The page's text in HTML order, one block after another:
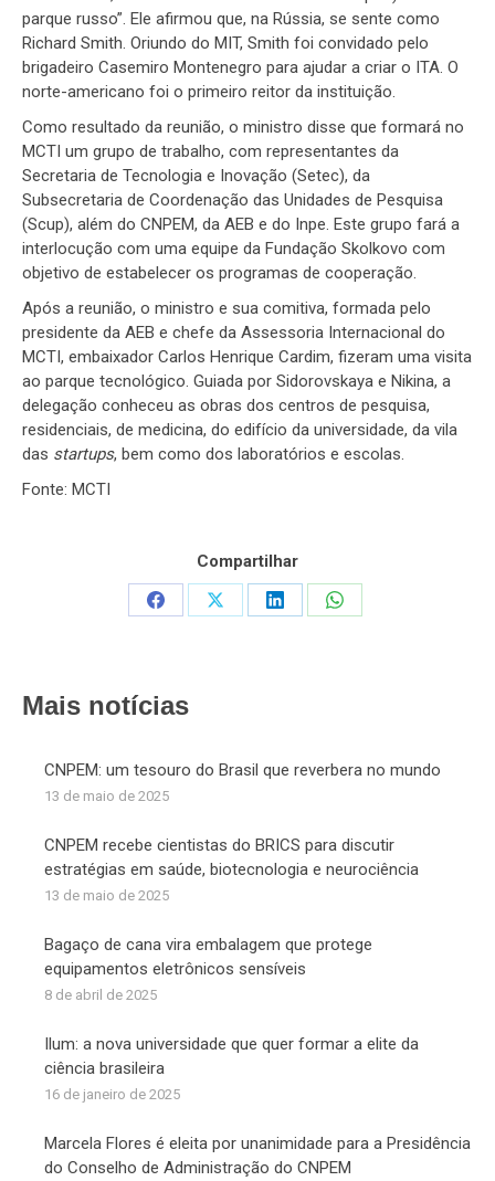
parque russo”. Ele afirmou que, na Rússia, se sente como
Richard Smith. Oriundo do MIT, Smith foi convidado pelo
brigadeiro Casemiro Montenegro para ajudar a criar o ITA. O
norte-americano foi o primeiro reitor da instituição.
Como resultado da reunião, o ministro disse que formará no
MCTI um grupo de trabalho, com representantes da
Secretaria de Tecnologia e Inovação (Setec), da
Subsecretaria de Coordenação das Unidades de Pesquisa
(Scup), além do CNPEM, da AEB e do Inpe. Este grupo fará a
interlocução com uma equipe da Fundação Skolkovo com
objetivo de estabelecer os programas de cooperação.
Após a reunião, o ministro e sua comitiva, formada pelo
presidente da AEB e chefe da Assessoria Internacional do
MCTI, embaixador Carlos Henrique Cardim, fizeram uma visita
ao parque tecnológico. Guiada por Sidorovskaya e Nikina, a
delegação conheceu as obras dos centros de pesquisa,
residenciais, de medicina, do edifício da universidade, da vila
das startups, bem como dos laboratórios e escolas.
Fonte: MCTI
Compartilhar
Share
Share
Share
Share
Mais notícias
CNPEM: um tesouro do Brasil que reverbera no mundo
13 de maio de 2025
CNPEM recebe cientistas do BRICS para discutir
estratégias em saúde, biotecnologia e neurociência
13 de maio de 2025
Bagaço de cana vira embalagem que protege
equipamentos eletrônicos sensíveis
8 de abril de 2025
Ilum: a nova universidade que quer formar a elite da
ciência brasileira
16 de janeiro de 2025
Marcela Flores é eleita por unanimidade para a Presidência
do Conselho de Administração do CNPEM